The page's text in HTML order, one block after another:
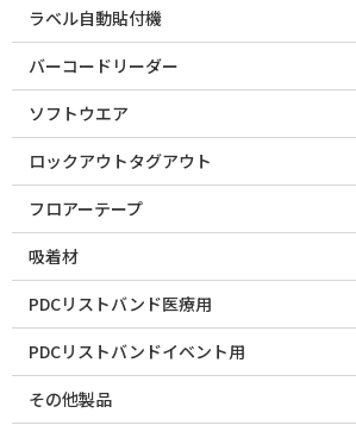
ラベル自動貼付機
バーコードリーダー
ソフトウエア
ロックアウトタグアウト
フロアーテープ
吸着材
PDCリストバンド医療用
PDCリストバンドイベント用
その他製品